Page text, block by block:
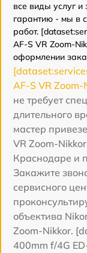
все виды услуг
гарантию - мы в
работ.
AF-S VR Zoom-
оформлении
AF-S VR Zoom-
не требует
длительного
мастер
VR Zoom-
Краснодаре и
Закажите
сервисного
объектива
Zoom-Nikkor.
400mm f/4G